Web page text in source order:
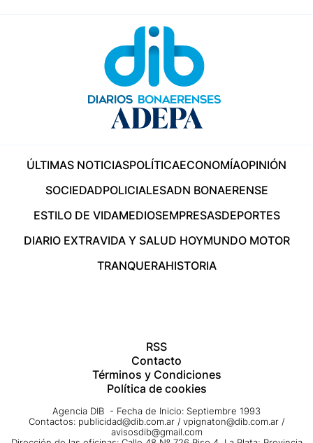
ÚLTIMAS NOTICIASPOLÍTICAECONOMÍAOPINIÓN
SOCIEDADPOLICIALESADN BONAERENSE
ESTILO DE VIDAMEDIOSEMPRESASDEPORTES
DIARIO EXTRAVIDA Y SALUD HOYMUNDO MOTOR
TRANQUERAHISTORIA
RSS
Contacto
Términos y Condiciones
Política de cookies
Agencia DIB - Fecha de Inicio: Septiembre 1993
Contactos: publicidad@dib.com.ar / vpignaton@dib.com.ar /
avisosdib@gmail.com